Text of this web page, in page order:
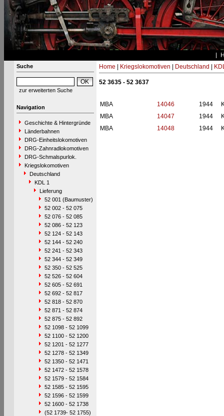
Suche
zur erweiterten Suche
Navigation
Geschichte & Hintergründe
Länderbahnen
DRG-Einheitslokomotiven
DRG-Zahnradlokomotiven
DRG-Schmalspurlok.
Kriegslokomotiven
Deutschland
KDL 1
Lieferung
52 001 (Baumuster)
52 002 - 52 075
52 076 - 52 085
52 086 - 52 123
52 124 - 52 143
52 144 - 52 240
52 241 - 52 343
52 344 - 52 349
52 350 - 52 525
52 526 - 52 604
52 605 - 52 691
52 692 - 52 817
52 818 - 52 870
52 871 - 52 874
52 875 - 52 892
52 1098 - 52 1099
52 1100 - 52 1200
52 1201 - 52 1277
52 1278 - 52 1349
52 1350 - 52 1471
52 1472 - 52 1578
52 1579 - 52 1584
52 1585 - 52 1595
52 1596 - 52 1599
52 1600 - 52 1738
(52 1739- 52 1755)
Home Kriegslokomotiven Deutschland
52 3635 - 52 3637
MBA 14046 1944
MBA
14047 1944
MBA
14048 1944